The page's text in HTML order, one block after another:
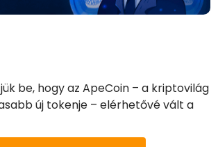
a kriptod után
ütemezett befektetések (DCA)
be, hogy az ApeCoin – a kriptovilág
új tokenje – elérhetővé vált a